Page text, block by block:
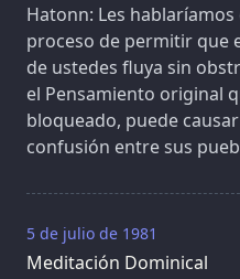
Hatonn: Les
proceso de permitir que
de ustedes fluya sin
el Pensamiento original
bloqueado, puede
confusión entre sus
5 de julio de 1981
Meditación Dominical